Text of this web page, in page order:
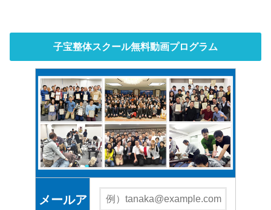
子宝整体スクール無料動画プログラム
メールア